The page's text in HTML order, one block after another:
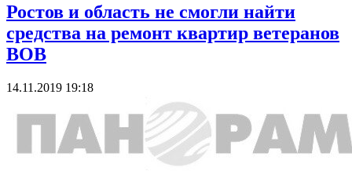
Ростов и область не смогли найти
средства на ремонт квартир ветеранов
ВОВ
14.11.2019 19:18